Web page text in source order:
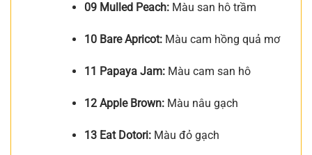
09 Mulled Peach:Màu san hô trầm
10 Bare Apricot:Màu cam hồng quả mơ
11 Papaya Jam:Màu cam san hô
12 Apple Brown:Màu nâu gạch
13 Eat Dotori:Màu đỏ gạch